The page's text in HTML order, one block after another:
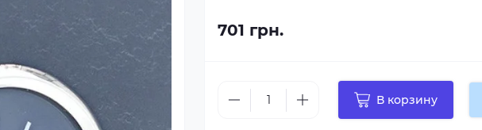
701 грн.
В корзину